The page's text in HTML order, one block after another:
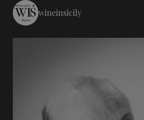
wineinsicily